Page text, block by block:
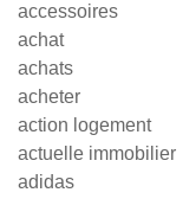
accessoires
achat
achats
acheter
action logement
actuelle immobilier
adidas